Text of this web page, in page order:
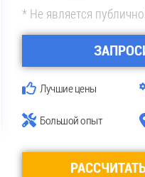
* Не является
Лучшие цены
Большой опыт